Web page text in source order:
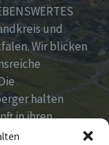
und
Wir blicken
halten
in ihren
Ideen